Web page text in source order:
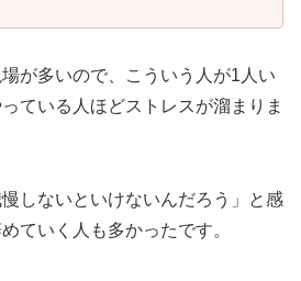
が多いので、こういう人が1人い
ている人ほどストレスが溜まりま
慢しないといけないんだろう」と感
ていく人も多かったです。